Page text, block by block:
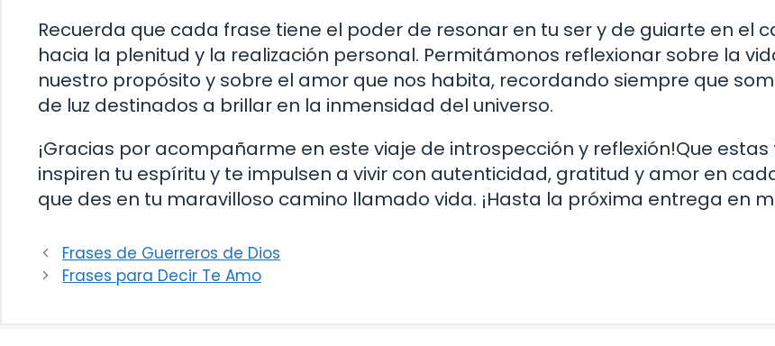
Recuerda que cada frase tiene el poder de resonar en tu ser y de guiarte en el
hacia la plenitud y la realización personal. Permitámonos reflexionar sobre la
nuestro propósito y sobre el amor que nos habita, recordando siempre que
de luz destinados a brillar en la inmensidad del universo.
¡Gracias por acompañarme en este viaje de introspección y reflexión!Que estas
inspiren tu espíritu y te impulsen a vivir con autenticidad, gratitud y amor en
que des en tu maravilloso camino llamado vida. ¡Hasta la próxima entrega en
Frases de Guerreros de Dios
Frases para Decir Te Amo